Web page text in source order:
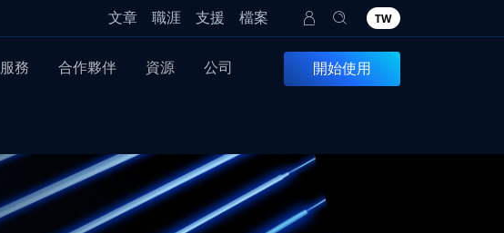
文章 職涯 支援 檔案 TW
服務 合作夥伴 資源 公司 開始使用